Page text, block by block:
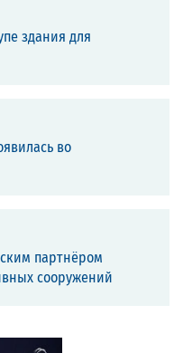
здания для
во
партнёром
сооружений